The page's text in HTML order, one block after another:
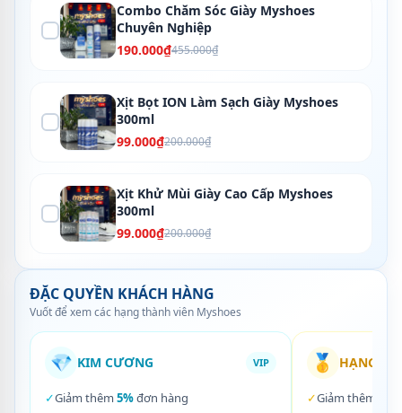
Combo Chăm Sóc Giày Myshoes
Chuyên Nghiệp
190.000₫455.000₫
Xịt Bọt ION Làm Sạch Giày Myshoes
300ml
99.000₫200.000₫
Xịt Khử Mùi Giày Cao Cấp Myshoes
300ml
99.000₫200.000₫
ĐẶC QUYỀN KHÁCH HÀNG
Vuốt để xem các hạng thành viên Myshoes
💎 KIM CƯƠNG VIP
✓Giảm thêm 5%đơn hàng
🥇 HẠNG
✓Giảm thêm